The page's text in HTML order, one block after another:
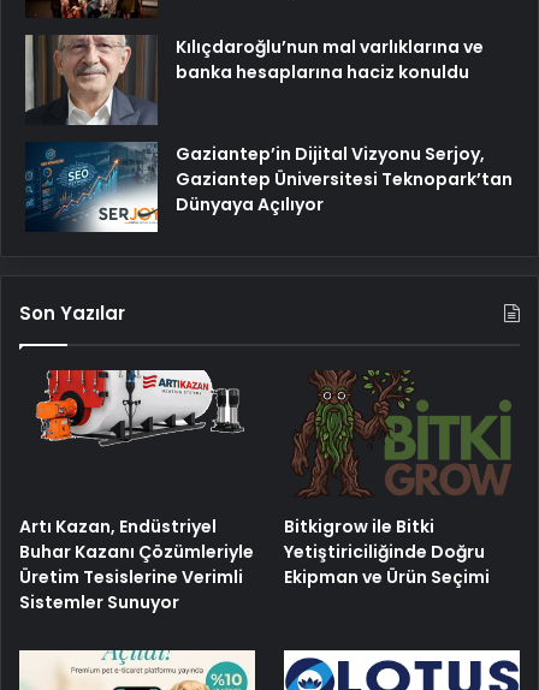
Kılıçdaroğlu’nun mal varlıklarına ve
banka hesaplarına haciz konuldu
Gaziantep’in Dijital Vizyonu Serjoy,
Gaziantep Üniversitesi Teknopark’tan
Dünyaya Açılıyor
Son Yazılar
Artı Kazan, Endüstriyel
Buhar Kazanı Çözümleriyle
Üretim Tesislerine Verimli
Sistemler Sunuyor
Bitkigrow ile Bitki
Yetiştiriciliğinde Doğru
Ekipman ve Ürün Seçimi